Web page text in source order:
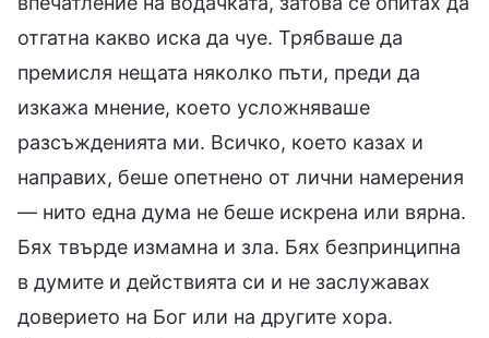
отгатна какво иска да чуе. Трябваше да
премисля нещата няколко пъти, преди да
изкажа мнение, което усложняваше
разсъжденията ми. Всичко, което казах и
направих, беше опетнено от лични намерения
— нито една дума не беше искрена или вярна.
Бях твърде измамна и зла. Бях безпринципна
в думите и действията си и не заслужавах
доверието на Бог или на другите хора.